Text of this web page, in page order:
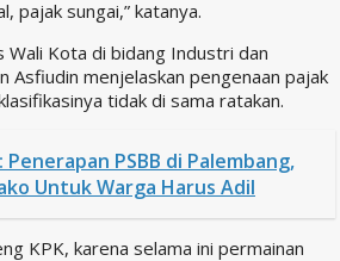
pajak sungai,” katanya.
Wali Kota di bidang Industri dan
Asfiudin menjelaskan pengenaan pajak
tidak di sama ratakan.
Penerapan PSBB di Palembang,
Untuk Warga Harus Adil
KPK, karena selama ini permainan